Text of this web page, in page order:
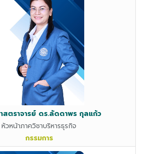
สตราจารย์ ดร.ลัดดาพร กุลแก้ว
หัวหน้าภาควิชาบริหารธุรกิจ
กรรมการ